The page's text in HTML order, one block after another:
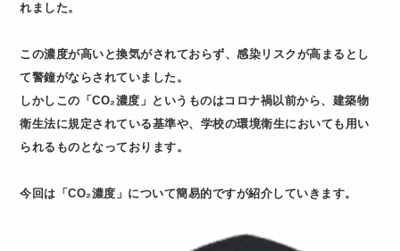
れました。
この濃度が高いと換気がされておらず、感染リスクが高まるとし
て警鐘がならされていました。
しかしこの「CO₂濃度」というものはコロナ禍以前から、建築物
衛生法に規定されている基準や、学校の環境衛生においても用い
られるものとなっております。
今回は「CO₂濃度」について簡易的ですが紹介していきます。